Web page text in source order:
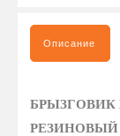
Описание
БРЫЗГОВИК
РЕЗИНОВЫЙ